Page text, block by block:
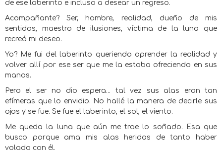
de ese laberinto e incluso a desear un regreso.
Acompañante? Ser, hombre, realidad, dueño de mis
sentidos, maestro de ilusiones, víctima de la luna que
recreó mi deseo.
Yo? Me fui del laberinto queriendo aprender la realidad y
volver allí por ese ser que me la estaba ofreciendo en sus
manos.
Pero el ser no dio espera... tal vez sus alas eran tan
efímeras que lo envidio. No hallé la manera de decirle sus
ojos y se fue. Se fue el laberinto, el sol, el viento.
Me queda la luna que aún me trae lo soñado. Esa que
busco porque ama mis alas heridas de tanto haber
volado con él.